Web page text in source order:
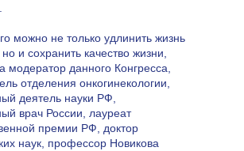
можно не только удлинить жизнь
и сохранить качество жизни,
модератор данного Конгресса,
отделения онкогинекологии,
деятель науки РФ,
врач России, лауреат
премии РФ, доктор
наук, профессор Новикова